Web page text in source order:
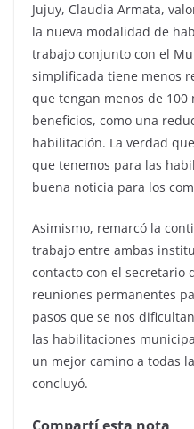
Jujuy, Claudia Armata,
la nueva modalidad de
trabajo conjunto con el
simplificada tiene menos
que tengan menos de 100
beneficios, como una
habilitación. La verdad
que tenemos para las
buena noticia para los
Asimismo, remarcó la
trabajo entre ambas
contacto con el secretario
reuniones permanentes
pasos que se nos
las habilitaciones
un mejor camino a todas
concluyó.